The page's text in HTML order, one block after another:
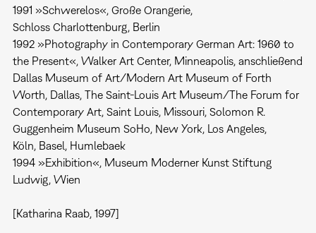
1991 »Schwerelos«, Große Orangerie,
Schloss Charlottenburg, Berlin
1992 »Photography in Contemporary German Art: 1960 to
the Present«, Walker Art Center, Minneapolis, anschließend
Dallas Museum of Art/Modern Art Museum of Forth
Worth, Dallas, The Saint-Louis Art Museum/The Forum for
Contemporary Art, Saint Louis, Missouri, Solomon R.
Guggenheim Museum SoHo, New York, Los Angeles,
Köln, Basel, Humlebaek
1994 »Exhibition«, Museum Moderner Kunst Stiftung
Ludwig, Wien
[Katharina Raab, 1997]